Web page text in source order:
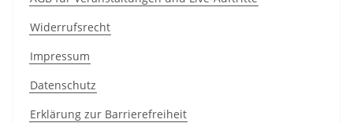
Widerrufsrecht
Impressum
Datenschutz
Erklärung zur Barrierefreiheit